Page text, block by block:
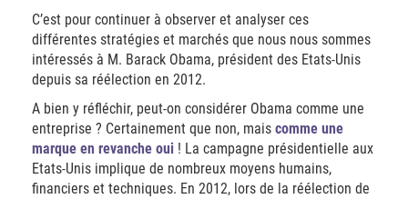
C’est pour continuer à observer et analyser ces
différentes stratégies et marchés que nous nous sommes
intéressés à M. Barack Obama, président des Etats-Unis
depuis sa réélection en 2012.
A bien y réfléchir, peut-on considérer Obama comme une
entreprise ? Certainement que non, mais comme une
marque en revanche oui ! La campagne présidentielle aux
Etats-Unis implique de nombreux moyens humains,
financiers et techniques. En 2012, lors de la réélection de